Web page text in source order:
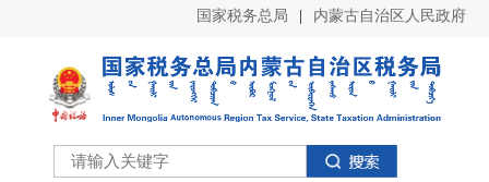
国家税务总局 内蒙古自治区人民政府